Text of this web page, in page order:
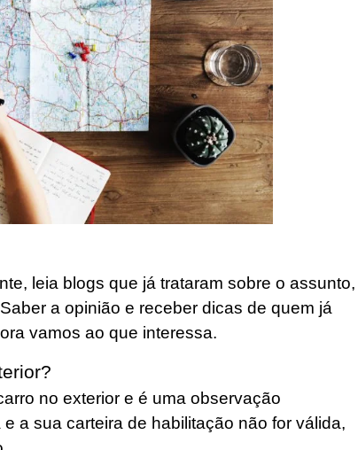
leia blogs que já trataram sobre o assunto,
a opinião e receber dicas de quem já
vamos ao que interessa.
no exterior e é uma observação
a sua carteira de habilitação não for válida,